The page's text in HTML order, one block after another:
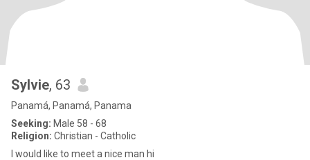
Sylvie, 63
Panamá, Panamá, Panama
Seeking: Male 58 - 68
Religion: Christian - Catholic
I would like to meet a nice man hi